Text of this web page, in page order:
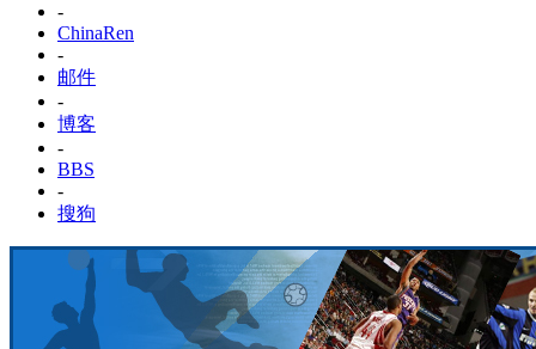
-
ChinaRen
-
邮件
-
博客
-
BBS
-
搜狗